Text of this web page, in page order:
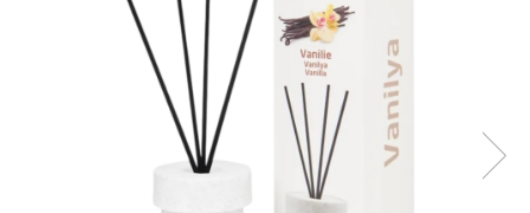
Masca & Gel de par
Servetele Umede & Uscate